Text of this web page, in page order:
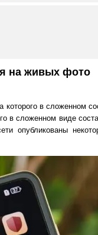
на живых фото
в сложенном
в сложенном виде
опубликованы